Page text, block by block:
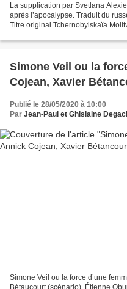
La supplication par Svetlana
après l’apocalypse. Traduit du
Titre original Tchernobylskaïa
Simone Veil ou la
Cojean, Xavier
Publié le 28/05/2020 à 10:00
Par Jean-Paul et Ghislaine
Simone Veil ou la force d’une
Bétaucourt (scénario). Étienne